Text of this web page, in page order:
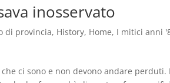
inosservato
di provincia, History, Home, I mitici anni
ci sono e non devono andare